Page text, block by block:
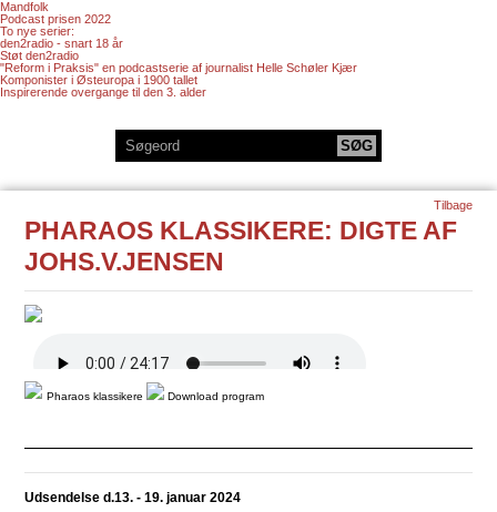
Mandfolk
Podcast prisen 2022
To nye serier:
den2radio - snart 18 år
Støt den2radio
"Reform i Praksis" en podcastserie af journalist Helle Schøler Kjær
Komponister i Østeuropa i 1900 tallet
Inspirerende overgange til den 3. alder
PHARAOS KLASSIKERE: DIGTE AF
JOHS.V.JENSEN
Pharaos klassikere Download program
Udsendelse d.13. - 19. januar 2024
Tilbage